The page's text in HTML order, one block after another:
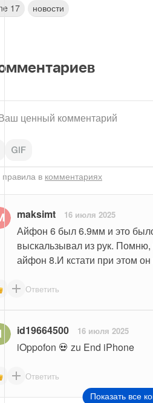
17 новости
правила в комментариях
maksimt 16 июля 2025
Айфон 6 был 6.9мм и это
выскальзывал из рук. Помню,
айфон 8.И кстати при этом
Ответить
id19664500 16 июля 2025
iOppofon 💀 zu End iPhone
Ответить
Показать все